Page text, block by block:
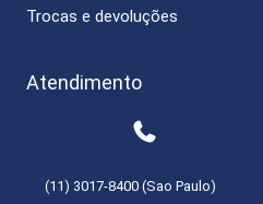
Trocas e devoluções
Atendimento
(11) 3017-8400 (Sao Paulo)